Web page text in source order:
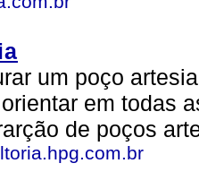
um poço
em todas
de poços